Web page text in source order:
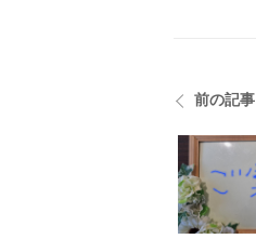
前の記事